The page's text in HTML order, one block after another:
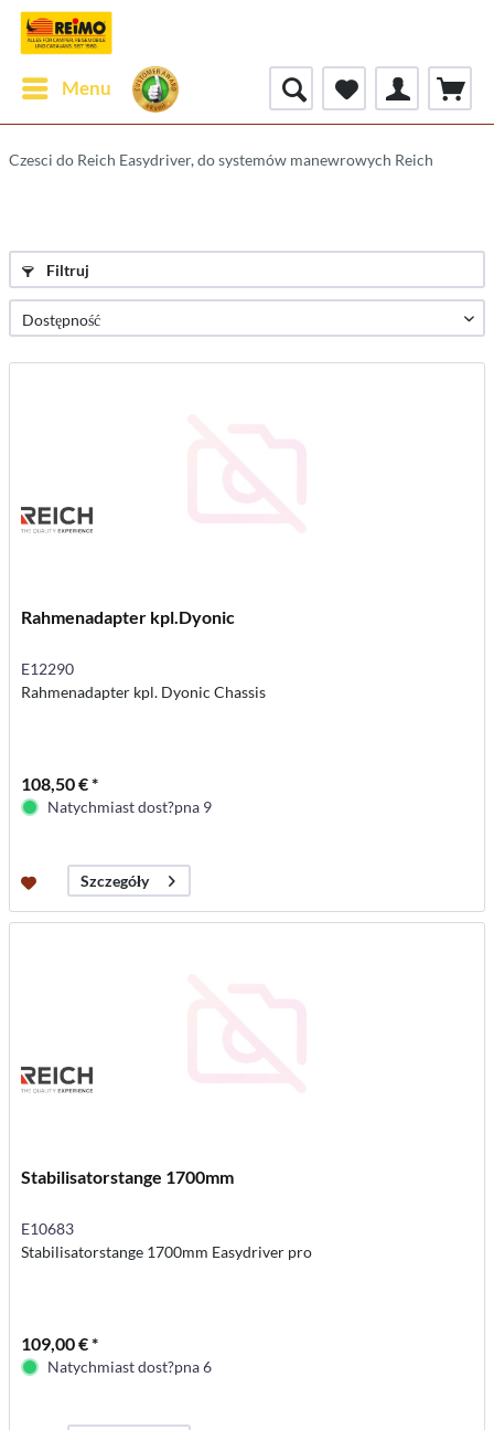
Menu
Czesci do Reich Easydriver, do systemów manewrowych Reich
Filtruj
Rahmenadapter kpl.Dyonic
E12290
Rahmenadapter kpl. Dyonic Chassis
108,50 € *
Natychmiast dost?pna 9
Szczegóły
Stabilisatorstange 1700mm
E10683
Stabilisatorstange 1700mm Easydriver pro
109,00 € *
Natychmiast dost?pna 6